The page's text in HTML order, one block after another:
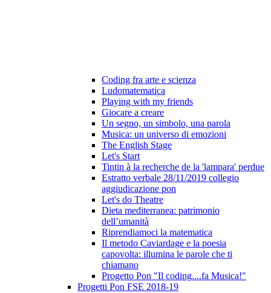
Coding fra arte e scienza
Ludomatematica
Playing with my friends
Giocare a creare
Un segno, un simbolo, una parola
Musica: un universo di emozioni
The English Stage
Let's Start
Tintin à la recherche de la 'lampara' perdue
Estratto verbale 28/11/2019 collegio
aggiudicazione pon
Let's do Theatre
Dieta mediterranea: patrimonio
dell’umanità
Riprendiamoci la matematica
Il metodo Caviardage e la poesia
capovolta: illumina le parole che ti
chiamano
Progetto Pon "Il coding....fa Musica!"
Progetti Pon FSE 2018-19